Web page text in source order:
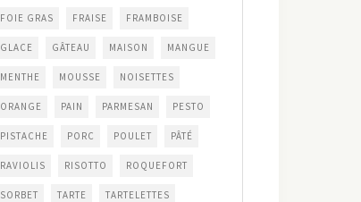
FOIE GRAS FRAISE FRAMBOISE
GLACE GÂTEAU MAISON MANGUE
MENTHE MOUSSE NOISETTES
ORANGE PAIN PARMESAN PESTO
PISTACHE PORC POULET PÂTÉ
RAVIOLIS RISOTTO ROQUEFORT
SORBET TARTE TARTELETTES